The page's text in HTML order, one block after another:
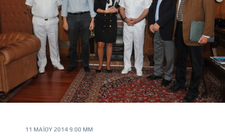
11 ΜΑΪ́ΟΥ 2014 9:00 ΜΜ